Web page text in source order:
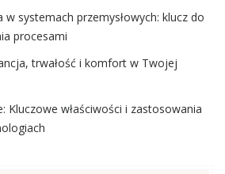
w systemach przemysłowych: klucz do
procesami
trwałość i komfort w Twojej
Kluczowe właściwości i zastosowania